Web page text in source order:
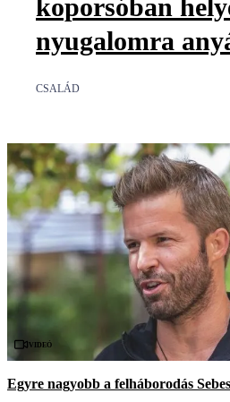
koporsóban
nyugalomra
CSALÁD
Videó
Egyre nagyobb a felháborodás